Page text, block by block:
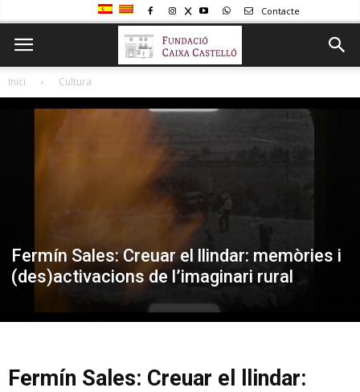
Contacte
Inici Cultura
Fermín Sales: Creuar el llindar: memòries i
(des)activacions de l’imaginari rural
Fermín Sales: Creuar el llindar: